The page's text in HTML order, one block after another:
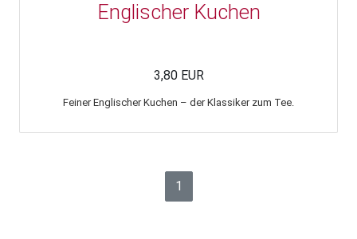
Englischer Kuchen
3,80 EUR
Feiner Englischer Kuchen – der Klassiker zum Tee.
1